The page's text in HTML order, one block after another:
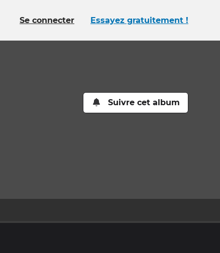
Se connecter Essayez gratuitement !
Suivre cet album